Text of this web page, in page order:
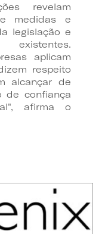
revelam
medidas e
legislação e
existentes.
aplicam
respeito
alcançar de
de confiança
afirma o